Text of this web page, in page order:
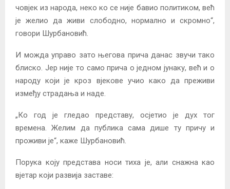
човјек из народа, неко ко се није бавио политиком, већ
је желио да живи слободно, нормално и скромно“,
говори Шурбановић.
И можда управо зато његова прича данас звучи тако
блиско. Јер није то само прича о једном јунаку, већ и о
народу који је кроз вјекове учио како да преживи
између страдања и наде.
„Ко год је гледао представу, осјетио је дух тог
времена. Желим да публика сама дише ту причу и
проживи је“, каже Шурбановић.
Порука коју представа носи тиха је, али снажна као
вјетар који развија заставе: